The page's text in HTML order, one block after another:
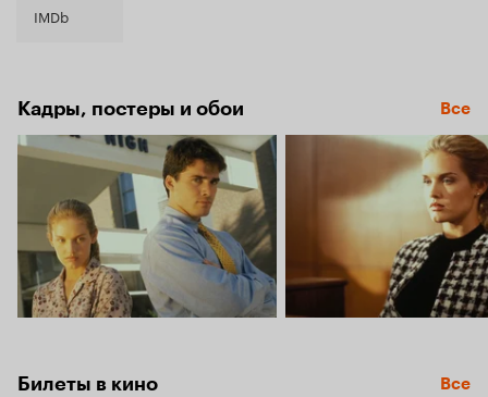
IMDb
Кадры, постеры и обои Все
Билеты в кино Все